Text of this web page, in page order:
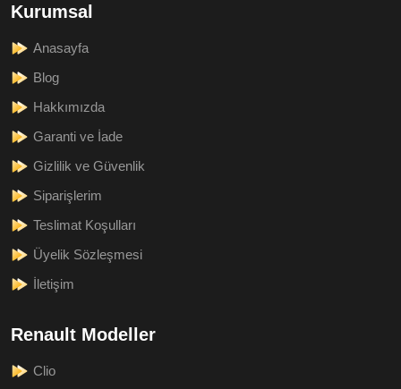
Kurumsal
Anasayfa
Blog
Hakkımızda
Garanti ve İade
Gizlilik ve Güvenlik
Siparişlerim
Teslimat Koşulları
Üyelik Sözleşmesi
İletişim
Renault Modeller
Clio